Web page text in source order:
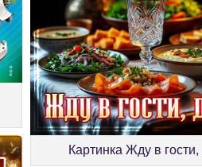
Картинка Жду в гости,